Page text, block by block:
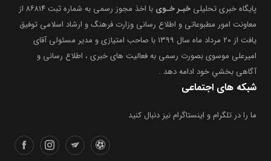
معاونت امور مطبوعاتی و اطلاع رسانی وزارت فرهنگ و ارشاد اسلامی توفیق
یافت از ۲۰ مرداد ماه سال ۱۳۹۹ با صاحب امتیازی و مدیر مسئولی آقای
امیرعلی موسوی بصورت رسمی به فعالیت های خبری ، اطلاع رسانی و
آگاهی بخشیِ خود ادامه دهد .
شبکه های اجتماعی